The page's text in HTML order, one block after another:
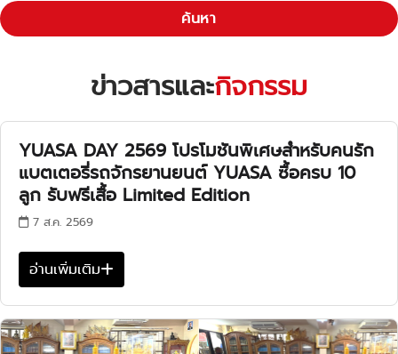
ค้นหา
ข่าวสารและกิจกรรม
YUASA DAY 2569 โปรโมชันพิเศษสำหรับคนรัก
แบตเตอรี่รถจักรยานยนต์ YUASA ซื้อครบ 10
ลูก รับฟรีเสื้อ Limited Edition
7 ส.ค. 2569
อ่านเพิ่มเติม